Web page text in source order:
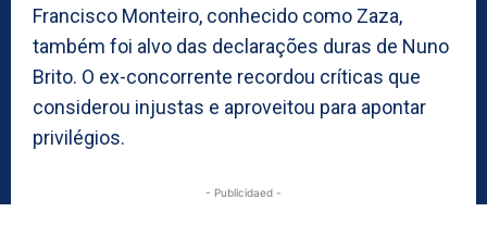
Francisco Monteiro, conhecido como Zaza,
também foi alvo das declarações duras de Nuno
Brito. O ex-concorrente recordou críticas que
considerou injustas e aproveitou para apontar
privilégios.
- Publicidaed -